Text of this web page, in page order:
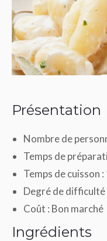
Présentation
Nombre de
Temps de
Temps de cuisson :
Degré de difficulté
Coût : Bon marché
Ingrédients